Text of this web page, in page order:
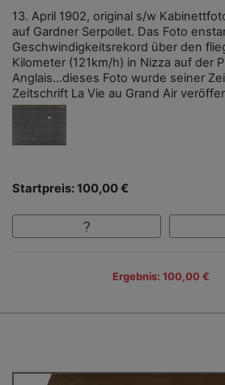
13. April 1902, original s/w
auf Gardner Serpollet. Das Foto
Geschwindigkeitsrekord über den
Kilometer (121km/h) in Nizza auf der
Anglais...dieses Foto wurde seiner
Zeitschrift La Vie au Grand Air
Startpreis: 100,00 €
Ergebnis: 100,00 €